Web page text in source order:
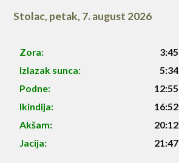
Stolac, petak, 7. august 2026
Zora:
3:45
Izlazak sunca:
5:34
Podne:
12:55
Ikindija:
16:52
Akšam:
20:12
Jacija:
21:47